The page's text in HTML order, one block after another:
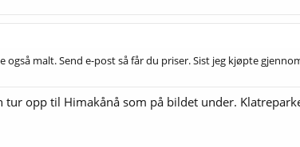
malt. Send e-post så får du priser. Sist jeg kjøpte
opp til Himakånå som på bildet under.